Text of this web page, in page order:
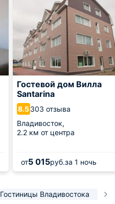
Гостевой дом Вилла
Santarina
8.5303 отзыва
Владивосток,
2.2 км от центра
от5 015руб.за 1 ночь
Гостиницы Владивостока